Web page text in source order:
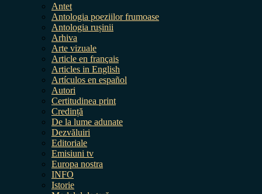
Antet
Antologia poeziilor frumoase
Antologia rușinii
Arhiva
Arte vizuale
Article en français
Articles in English
Artículos en español
Autori
Certitudinea print
Credință
De la lume adunate
Dezvăluiri
Editoriale
Emisiuni tv
Europa nostra
INFO
Istorie